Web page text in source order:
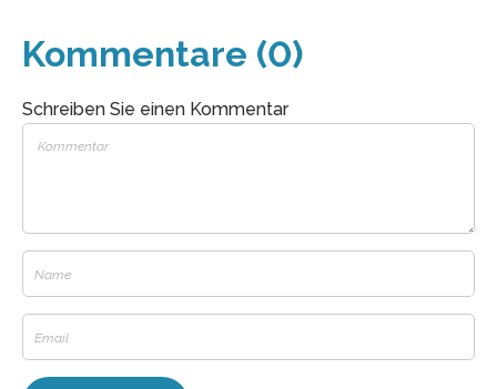
Kommentare (0)
Schreiben Sie einen Kommentar